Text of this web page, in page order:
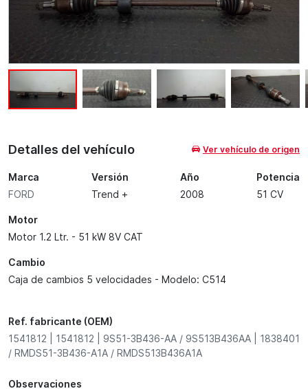
Detalles del vehículo Ver vehículo de origen
Marca
FORD
Versión
Trend +
Año
2008
Potencia
51 CV
Motor
Motor 1.2 Ltr. - 51 kW 8V CAT
Cambio
Caja de cambios 5 velocidades - Modelo: C514
Ref. fabricante (OEM)
1541812 | 1541812 | 9S51-3B436-AA / 9S513B436AA | 1838401
/ RMDS51-3B436-A1A / RMDS513B436A1A
Observaciones